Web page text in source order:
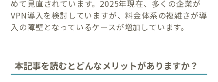
めて見直されています。2025年現在、多くの企業が
VPN導入を検討していますが、料金体系の複雑さが導
入の障壁となっているケースが増加しています。
本記事を読むとどんなメリットがありますか？